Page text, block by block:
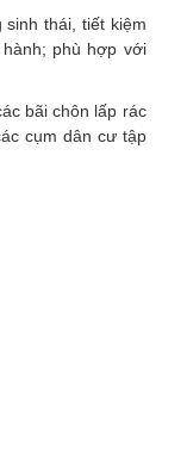
thái, tiết kiệm
phù hợp với
bãi chôn lấp rác
cụm dân cư tập